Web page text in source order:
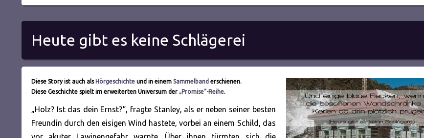
Clue Writing
Heute gibt es keine Schlägerei
Diese Story ist auch als Hörgeschichte und in einem Sammelband erschienen.
Diese Geschichte spielt im erweiterten Universum der „Promise“-Reihe.
„Holz? Ist das dein Ernst?“, fragte Stanley, als er neben seiner besten
Freundin durch den eisigen Wind hastete, vorbei an einem Schild, das